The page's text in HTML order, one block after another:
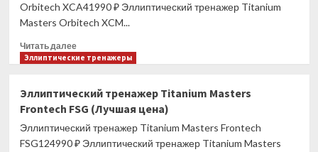
(Лучшая
цена)
Orbitech XCA41990 ₽ Эллиптический тренажер Titanium
Masters Orbitech XCM...
Читать далееПрочитать
больше
тренажер
Titanium
Masters
Orbitech
Эллиптические тренажеры
Эллиптический тренажер Titanium Masters
Frontech FSG (Лучшая цена)
Эллиптический тренажер Titanium Masters Frontech
FSG124990 ₽ Эллиптический тренажер Titanium Masters